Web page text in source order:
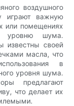
воздушного
играют важную
или помещениях
уровню шума.
известны своей
масла, что
в
уровня шума.
предлагают
что делает их